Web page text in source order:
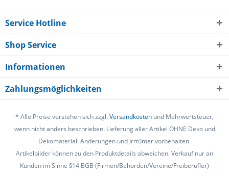
Service Hotline
Shop Service
Informationen
Zahlungsmöglichkeiten
* Alle Preise verstehen sich zzgl.Versandkosten und Mehrwertsteuer,
wenn nicht anders beschrieben. Lieferung aller Artikel OHNE Deko und
Dekomaterial. Änderungen und Irrtümer vorbehalten.
Artikelbilder können zu den Produktdetails abweichen. Verkauf nur an
Kunden im Sinne §14 BGB (Firmen/Behörden/Vereine/Freiberufler)